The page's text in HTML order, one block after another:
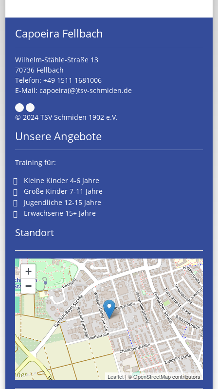
Capoeira Fellbach
Wilhelm-Stähle-Straße 13
70736 Fellbach
Telefon:+49 1511 1681006
E-Mail:capoeira(@)tsv-schmiden.de
© 2024 TSV Schmiden 1902 e.V.
Unsere Angebote
Training für:
Kleine Kinder 4-6 Jahre
Große Kinder 7-11 Jahre
Jugendliche 12-15 Jahre
Erwachsene 15+ Jahre
Standort
+
−
Leaflet| ©OpenStreetMapcontributors